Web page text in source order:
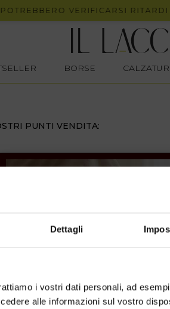
Dettagli
i vostri dati personali, ad
alle informazioni sul vostro
VERIFICARSI RITARDI
BORSE
PUNTI VENDITA:
Resi